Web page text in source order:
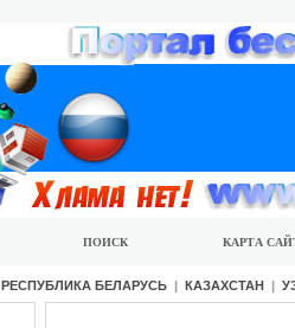
ПОИСК КАРТА
РЕСПУБЛИКА БЕЛАРУСЬ | КАЗАХСТАН |